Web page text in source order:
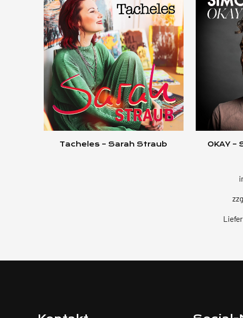
Tacheles – Sarah Straub OKAY